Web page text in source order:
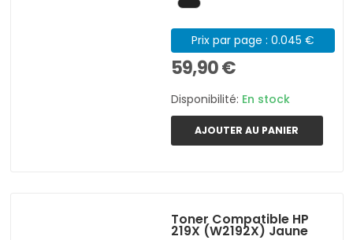
Prix par page : 0.045 €
59,90 €
Disponibilité: En stock
AJOUTER AU PANIER
Toner Compatible HP
219X (W2192X) Jaune